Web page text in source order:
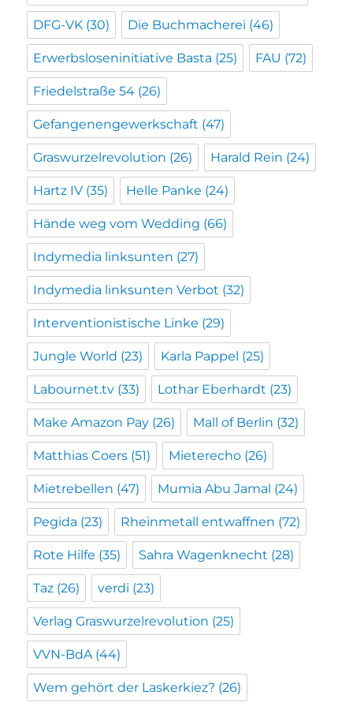
DFG-VK (30) Die Buchmacherei (46)
Erwerbsloseninitiative Basta (25) FAU (72)
Friedelstraße 54 (26)
Gefangenengewerkschaft (47)
Graswurzelrevolution (26) Harald Rein (24)
Hartz IV (35) Helle Panke (24)
Hände weg vom Wedding (66)
Indymedia linksunten (27)
Indymedia linksunten Verbot (32)
Interventionistische Linke (29)
Jungle World (23) Karla Pappel (25)
Labournet.tv (33) Lothar Eberhardt (23)
Make Amazon Pay (26) Mall of Berlin (32)
Matthias Coers (51) Mieterecho (26)
Mietrebellen (47) Mumia Abu Jamal (24)
Pegida (23) Rheinmetall entwaffnen (72)
Rote Hilfe (35) Sahra Wagenknecht (28)
Taz (26) verdi (23)
Verlag Graswurzelrevolution (25)
VVN-BdA (44)
Wem gehört der Laskerkiez? (26)